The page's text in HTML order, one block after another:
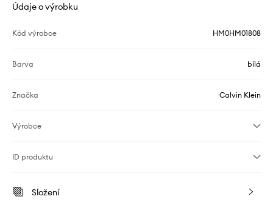
Údaje o výrobku
Kód výrobce HM0HM01808
Barva bílá
Značka Calvin Klein
Výrobce
ID produktu
Složení